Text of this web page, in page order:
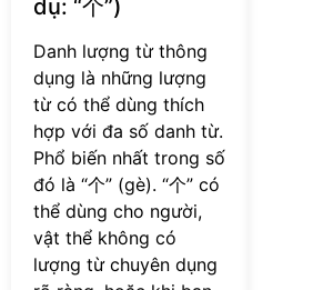
dụ: “个”)
Danh lượng từ thông
dụng là những lượng
từ có thể dùng thích
hợp với đa số danh từ.
Phổ biến nhất trong số
đó là “个” (gè). “个” có
thể dùng cho người,
vật thể không có
lượng từ chuyên dụng